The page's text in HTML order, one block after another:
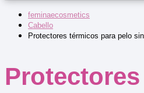
feminaecosmetics
Cabello
Protectores térmicos para pelo